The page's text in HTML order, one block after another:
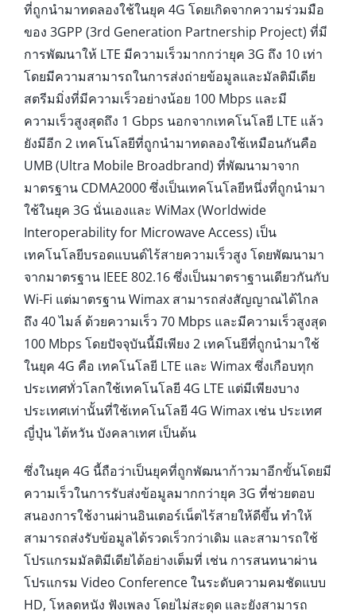
ที่ถูกนำมาทดลองใช้ในยุค 4G โดยเกิดจากความร่วมมือ
ของ 3GPP (3rd Generation Partnership Project) ที่มี
การพัฒนาให้ LTE มีความเร็วมากกว่ายุค 3G ถึง 10 เท่า
โดยมีความสามารถในการส่งถ่ายข้อมูลและมัลติมีเดีย
สตรีมมิ่งที่มีความเร็วอย่างน้อย 100 Mbps และมี
ความเร็วสูงสุดถึง 1 Gbps นอกจากเทคโนโลยี LTE แล้ว
ยังมีอีก 2 เทคโนโลยีที่ถูกนำมาทดลองใช้เหมือนกันคือ
UMB (Ultra Mobile Broadbrand) ที่พัฒนามาจาก
มาตรฐาน CDMA2000 ซึ่งเป็นเทคโนโลยีหนึ่งที่ถูกนำมา
ใช้ในยุค 3G นั่นเองและ WiMax (Worldwide
Interoperability for Microwave Access) เป็น
เทคโนโลยีบรอดแบนด์ไร้สายความเร็วสูง โดยพัฒนามา
จากมาตรฐาน IEEE 802.16 ซึ่งเป็นมาตราฐานเดียวกันกับ
Wi-Fi แต่มาตรฐาน Wimax สามารถส่งสัญญาณได้ไกล
ถึง 40 ไมล์ ด้วยความเร็ว 70 Mbps และมีความเร็วสูงสุด
100 Mbps โดยปัจจุบันนี้มีเพียง 2 เทคโนยีที่ถูกนำมาใช้
ในยุค 4G คือ เทคโนโลยี LTE และ Wimax ซึ่งเกือบทุก
ประเทศทั่วโลกใช้เทคโนโลยี 4G LTE แต่มีเพียงบาง
ประเทศเท่านั้นที่ใช้เทคโนโลยี 4G Wimax เช่น ประเทศ
ญี่ปุ่น ไต้หวัน บังคลาเทศ เป็นต้น
ซึ่งในยุค 4G นี้ถือว่าเป็นยุคที่ถูกพัฒนาก้าวมาอีกขั้นโดยมี
ความเร็วในการรับส่งข้อมูลมากกว่ายุค 3G ที่ช่วยตอบ
สนองการใช้งานผ่านอินเตอร์เน็ตไร้สายให้ดีขึ้น ทำให้
สามารถส่งรับข้อมูลได้รวดเร็วกว่าเดิม และสามารถใช้
โปรแกรมมัลติมีเดียได้อย่างเต็มที่ เช่น การสนทนาผ่าน
โปรแกรม Video Conference ในระดับความคมชัดแบบ
HD, โหลดหนัง ฟังเพลง โดยไม่สะดุด และยังสามารถ